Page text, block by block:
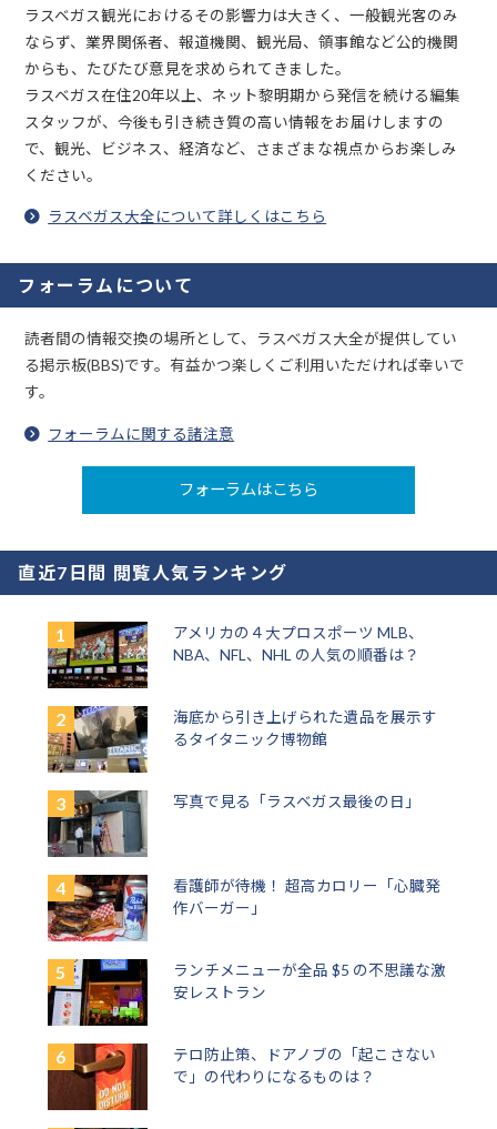
ラスベガス観光におけるその影響力は大きく、一般観光客のみ
ならず、業界関係者、報道機関、観光局、領事館など公的機関
からも、たびたび意見を求められてきました。
ラスベガス在住20年以上、ネット黎明期から発信を続ける編集
スタッフが、今後も引き続き質の高い情報をお届けしますの
で、観光、ビジネス、経済など、さまざまな視点からお楽しみ
ください。
ラスベガス大全について詳しくはこちら
フォーラムについて
読者間の情報交換の場所として、ラスベガス大全が提供してい
る掲示板(BBS)です。有益かつ楽しくご利用いただければ幸いで
す。
フォーラムに関する諸注意
フォーラムはこちら
直近7日間 閲覧人気ランキング
アメリカの４大プロスポーツ MLB、
NBA、NFL、NHL の人気の順番は？
海底から引き上げられた遺品を展示す
るタイタニック博物館
写真で見る「ラスベガス最後の日」
看護師が待機！ 超高カロリー「心臓発
作バーガー」
ランチメニューが全品 $5 の不思議な激
安レストラン
テロ防止策、ドアノブの「起こさない
で」の代わりになるものは？